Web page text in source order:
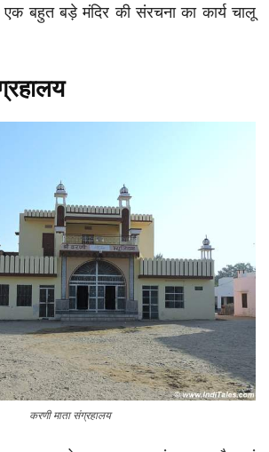
एक बहुत बड़े मंदिर की संरचना का कार्य चालू
करणी माता संग्रहालय